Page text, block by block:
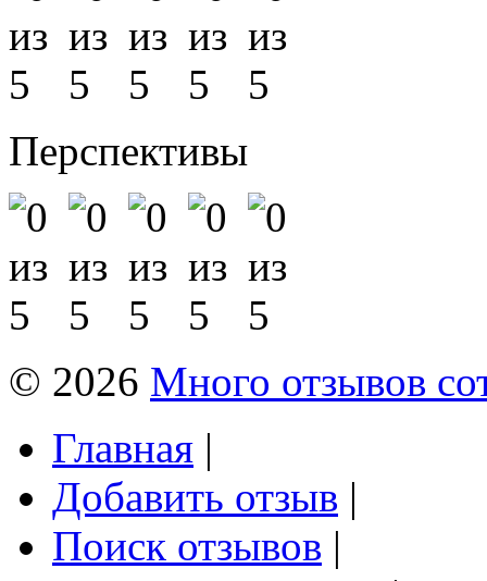
Перспективы
© 2026 Много отзывов
Главная |
Добавить отзыв |
Поиск отзывов |